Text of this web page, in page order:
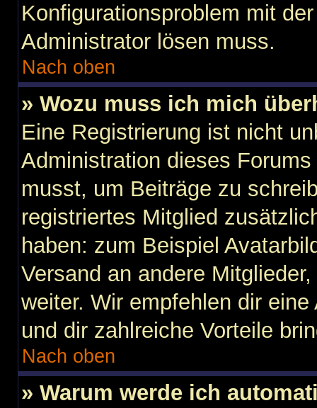
Konfigurationsproblem mit
Administrator lösen muss.
Nach oben
» Wozu muss ich mich
Eine Registrierung ist nicht
Administration dieses
musst, um Beiträge zu
registriertes Mitglied
haben: zum Beispiel
Versand an andere
weiter. Wir empfehlen dir
und dir zahlreiche Vorteile
Nach oben
» Warum werde ich